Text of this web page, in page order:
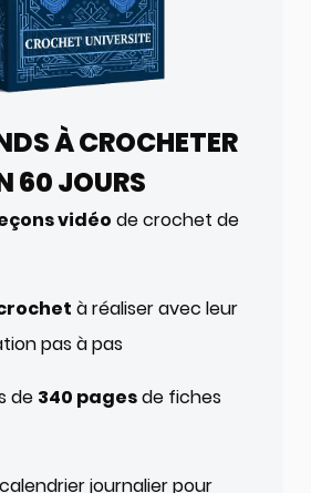
À CROCHETER
60 JOURS
vidéo de crochet de
à réaliser avec leur
pas à pas
de 340 pagesde fiches
journalier pour